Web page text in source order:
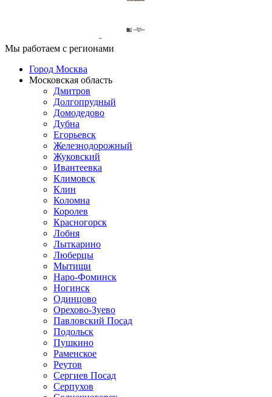
Мы работаем с регионами
Город Москва
Московская область
Дмитров
Долгопрудный
Домодедово
Дубна
Егорьевск
Железнодорожный
Жуковский
Ивантеевка
Климовск
Клин
Коломна
Королев
Красногорск
Лобня
Лыткарино
Люберцы
Мытищи
Наро-Фоминск
Ногинск
Одинцово
Орехово-Зуево
Павловский Посад
Подольск
Пушкино
Раменское
Реутов
Сергиев Посад
Серпухов